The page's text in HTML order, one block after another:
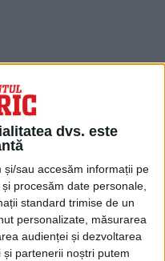
dvs. este
și/sau accesăm informații pe
procesăm date personale,
standard trimise de un
personalizate, măsurarea
audienței și dezvoltarea
partenerii noștri putem
a explicat cum a
publicul prin harul